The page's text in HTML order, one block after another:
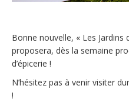
Bonne nouvelle, « Les Jardins
proposera, dès la semaine
d’épicerie !
N’hésitez pas à venir visiter
!